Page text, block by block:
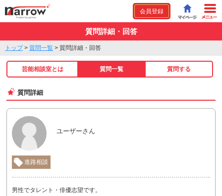
会員登録
質問詳細・回答
トップ> 質問一覧 > 質問詳細・回答
芸能相談室とは 質問一覧 質問する
質問詳細
ユーザーさん
進路相談
男性でタレント・俳優志望です。